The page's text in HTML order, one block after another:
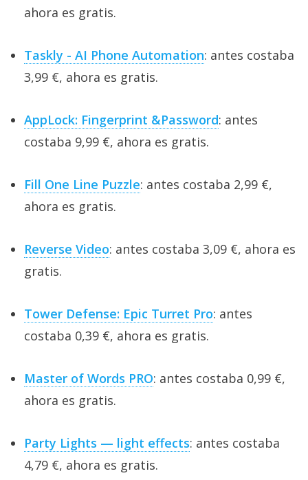
ahora es gratis.
Taskly - AI Phone Automation: antes costaba
3,99 €, ahora es gratis.
AppLock: Fingerprint &Password: antes
costaba 9,99 €, ahora es gratis.
Fill One Line Puzzle: antes costaba 2,99 €,
ahora es gratis.
Reverse Video: antes costaba 3,09 €, ahora es
gratis.
Tower Defense: Epic Turret Pro: antes
costaba 0,39 €, ahora es gratis.
Master of Words PRO: antes costaba 0,99 €,
ahora es gratis.
Party Lights — light effects: antes costaba
4,79 €, ahora es gratis.